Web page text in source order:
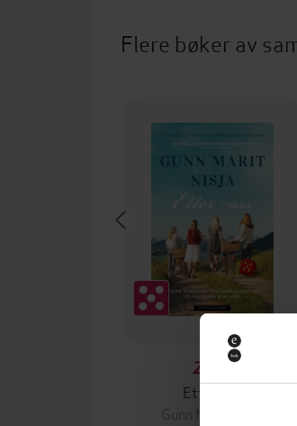
Flere bøker av
249,-
Etter oss
Gunn Marit Nisja